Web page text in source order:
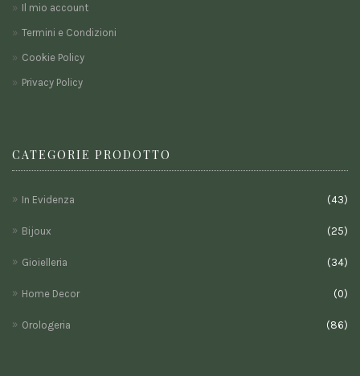
Il mio account
Termini e Condizioni
Cookie Policy
Privacy Policy
CATEGORIE PRODOTTO
In Evidenza (43)
Bijoux (25)
Gioielleria (34)
Home Decor (0)
Orologeria (86)